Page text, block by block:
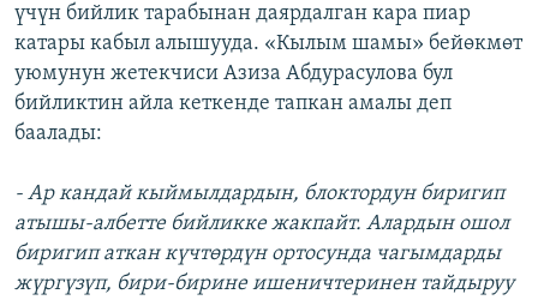
үчүн бийлик тарабынан даярдалган кара пиар
катары кабыл алышууда. «Кылым шамы» бейөкмөт
уюмунун жетекчиси Азиза Абдурасулова бул
бийликтин айла кеткенде тапкан амалы деп
баалады:
- Ар кандай кыймылдардын, блоктордун биригип
атышы-албетте бийликке жакпайт. Алардын ошол
биригип аткан күчтөрдүн ортосунда чагымдарды
жүргүзүп, бири-бирине ишеничтеринен тайдыруу